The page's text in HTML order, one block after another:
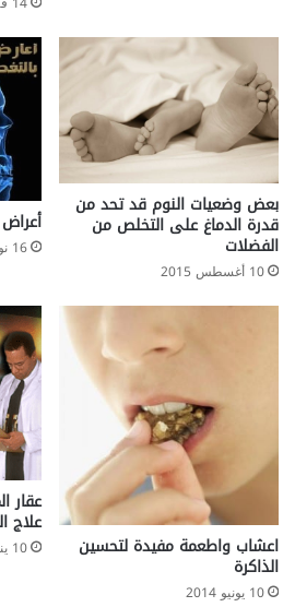
بعض وضعيات النوم قد تحد من
قدرة الدماغ على التخلص من
الفضلات
10 أغسطس 2015
أعراض
16 نوفمبر 2014
اعشاب واطعمة مفيدة لتحسين
الذاكرة
10 يونيو 2014
عقار
علاج
10 يناير 2013